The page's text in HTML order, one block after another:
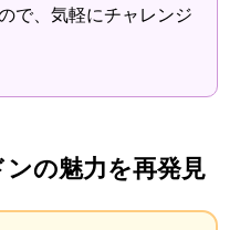
で、気軽にチャレンジ
の魅力を再発見